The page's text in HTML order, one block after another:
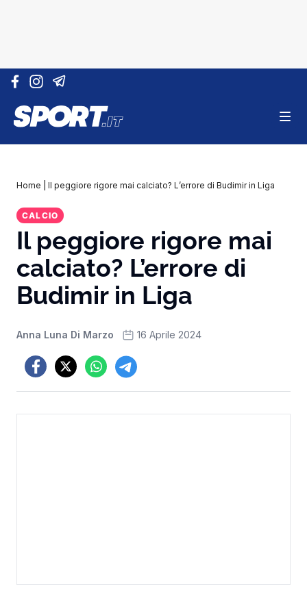
Vai al contenuto
Home Il peggiore rigore mai calciato? L’errore di Budimir in Liga
CALCIO
Il peggiore rigore mai
calciato? L’errore di
Budimir in Liga
Anna Luna Di Marzo 16 Aprile 2024